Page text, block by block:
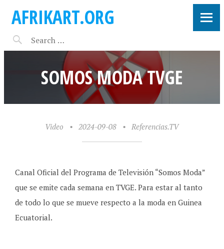
AFRIKART.ORG
SOMOS MODA TVGE
Video • 2024-09-08 • Referencias.TV
Canal Oficial del Programa de Televisión “Somos Moda”
que se emite cada semana en TVGE. Para estar al tanto
de todo lo que se mueve respecto a la moda en Guinea
Ecuatorial.